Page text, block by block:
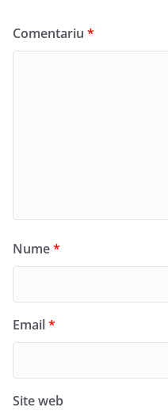
Comentariu *
Nume*
Email*
Site web